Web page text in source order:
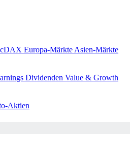
Europa-Märkte Asien-Märkte
Dividenden Value & Growth
Aktien